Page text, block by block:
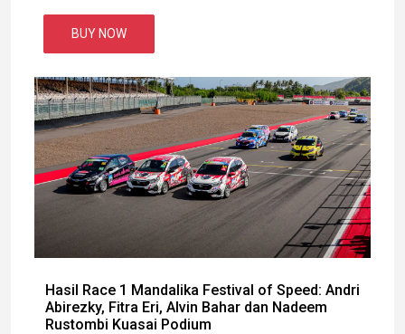
BUY NOW
Hasil Race 1 Mandalika Festival of Speed: Andri
Abirezky, Fitra Eri, Alvin Bahar dan Nadeem
Rustombi Kuasai Podium